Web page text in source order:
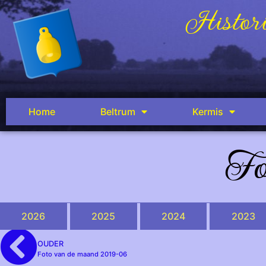
Home Beltrum Kermis
2026 2025 2024 2023
OUDER
Foto van de maand 2019-06